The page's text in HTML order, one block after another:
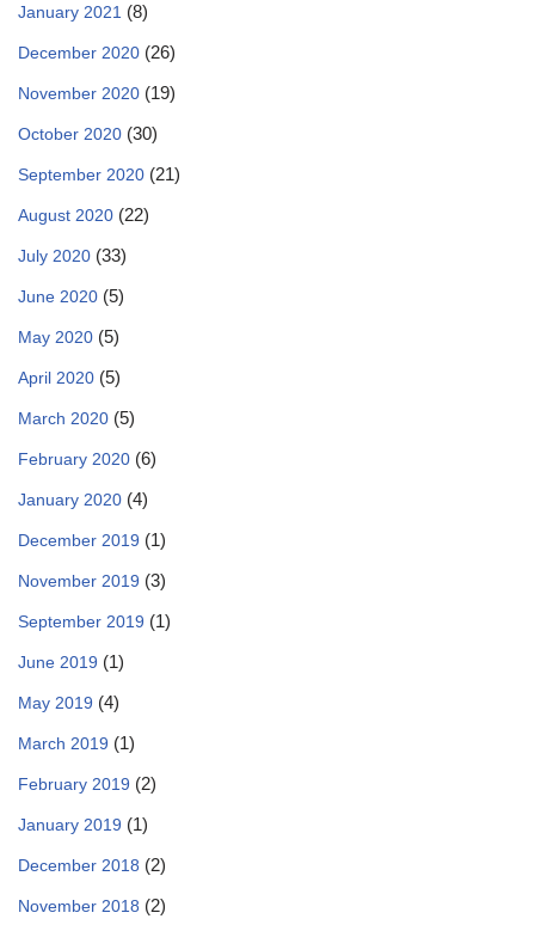
January 2021 (8)
December 2020 (26)
November 2020 (19)
October 2020 (30)
September 2020 (21)
August 2020 (22)
July 2020 (33)
June 2020 (5)
May 2020 (5)
April 2020 (5)
March 2020 (5)
February 2020 (6)
January 2020 (4)
December 2019 (1)
November 2019 (3)
September 2019 (1)
June 2019 (1)
May 2019 (4)
March 2019 (1)
February 2019 (2)
January 2019 (1)
December 2018 (2)
November 2018 (2)